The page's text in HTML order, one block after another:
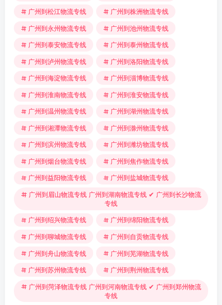
广州到松江物流专线
广州到株洲物流专线
广州到永州物流专线
广州到池州物流专线
广州到泰安物流专线
广州到泰州物流专线
广州到泸州物流专线
广州到洛阳物流专线
广州到海淀物流专线
广州到淄博物流专线
广州到淮南物流专线
广州到淮安物流专线
广州到温州物流专线
广州到湖州物流专线
广州到湘潭物流专线
广州到滁州物流专线
广州到滨州物流专线
广州到潍坊物流专线
广州到烟台物流专线
广州到焦作物流专线
广州到益阳物流专线
广州到盐城物流专线
广州到眉山物流专线 广州到湖南物流专线 ✔ 广州到长沙物流
专线
广州到绍兴物流专线
广州到绵阳物流专线
广州到聊城物流专线
广州到自贡物流专线
广州到舟山物流专线
广州到芜湖物流专线
广州到苏州物流专线
广州到荆州物流专线
广州到菏泽物流专线 广州到河南物流专线 ✔ 广州到郑州物流
专线